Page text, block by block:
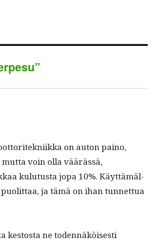
on auton paino,
voin olla väärässä,
kulu­tus­ta jopa 10%. Käyt­tämäl­
ja tämä on ihan tun­net­tua
kestos­ta ne toden­näköis­es­ti